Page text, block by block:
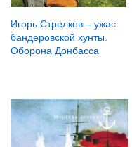
Игорь Стрелков – ужас
бандеровской хунты.
Оборона Донбасса